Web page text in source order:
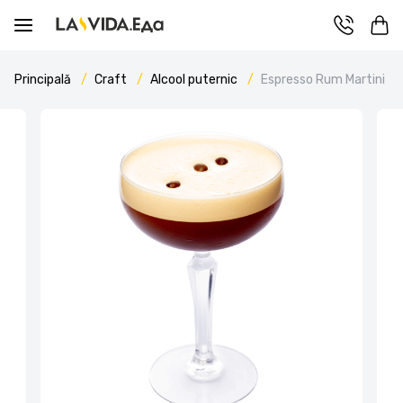
Principală Craft Alcool puternic Espresso Rum Martini